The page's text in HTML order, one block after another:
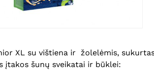
XL su vištiena ir žolelėmis,
įtakos šunų sveikatai ir būklei: